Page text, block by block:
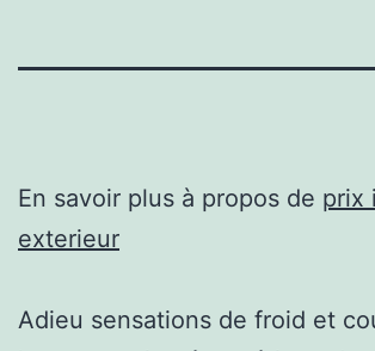
En savoir plus à propos de prix
exterieur
Adieu sensations de froid et